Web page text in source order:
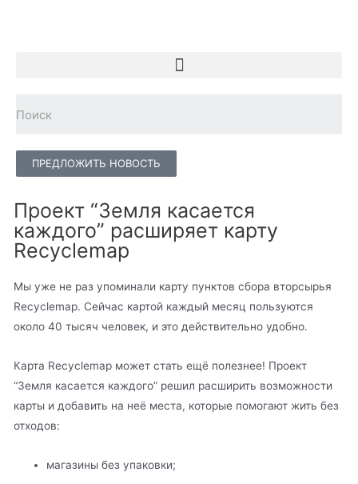
ПРЕДЛОЖИТЬ НОВОСТЬ
Проект “Земля касается
каждого” расширяет карту
Recyclemap
Мы уже не раз упоминали карту пунктов сбора вторсырья
Recyclemap. Сейчас картой каждый месяц пользуются
около 40 тысяч человек, и это действительно удобно.
Карта Recyclemap может стать ещё полезнее! Проект
“Земля касается каждого” решил расширить возможности
карты и добавить на неё места, которые помогают жить без
отходов:
магазины без упаковки;